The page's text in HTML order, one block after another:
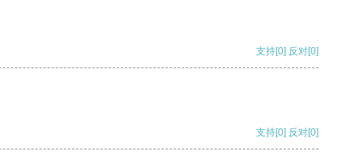
支持[0] 反对[0]
支持[0] 反对[0]